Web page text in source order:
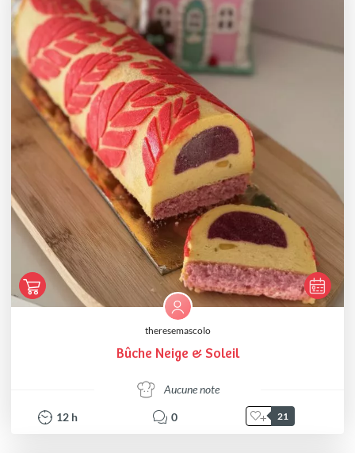
theresemascolo
Bûche Neige & Soleil
Aucune note
12 h 0 21